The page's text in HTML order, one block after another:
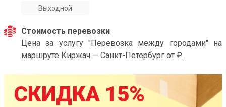
Выходной
Стоимость перевозки
Цена за услугу "Перевозка между городами" на
маршруте Киржач — Санкт-Петербург от ₽.
СКИДКА 15%